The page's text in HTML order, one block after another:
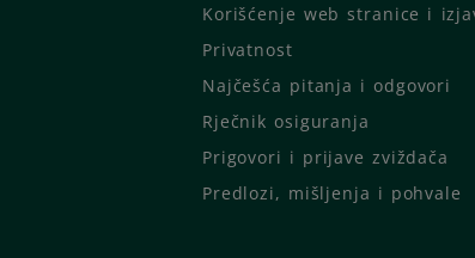
Korišćenje web stranice i
Privatnost
Najčešća pitanja i odgovori
Rječnik osiguranja
Prigovori i prijave zviždača
Predlozi, mišljenja i pohvale